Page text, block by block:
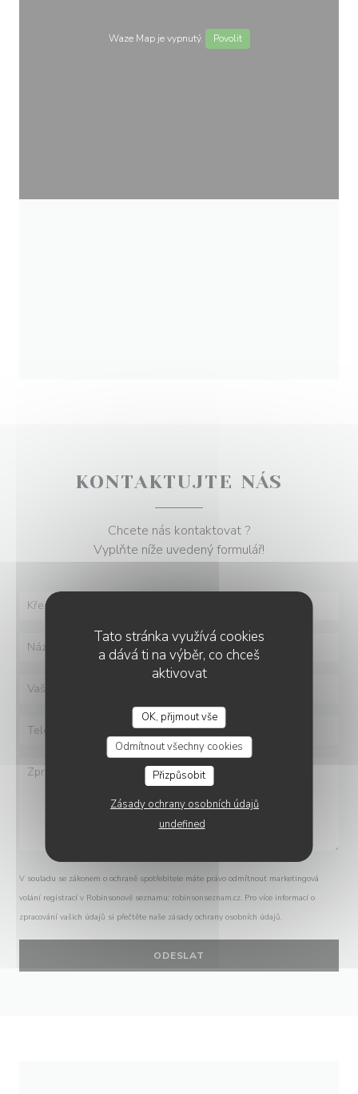
Tato stránka využívá cookies
a dává ti na výběr, co chceš
aktivovat
OK, přijmout vše
Odmítnout všechny cookies
Přizpůsobit
Zásady ochrany osobních údajů
undefined
Waze Map je vypnutý. Povolit
KONTAKTUJTE NÁS
Chcete nás kontaktovat ?
Vyplňte níže uvedený formulář!
V souladu se zákonem o ochraně spotřebitele máte právo odmítnout marketingová
volání registrací v Robinsonově seznamu: robinsonseznam.cz. Pro více informací o
zpracování vašich údajů si přečtěte naše zásady ochrany osobních údajů.